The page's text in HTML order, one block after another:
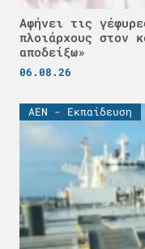
Αφήνει τις
πλοιάρχους στον
αποδείξω»
06.08.26
ΑΕΝ - Εκπαίδευση